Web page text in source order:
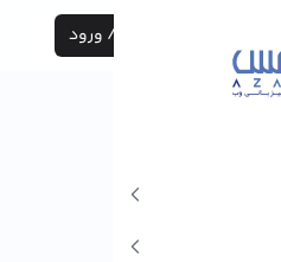
ثبت نام / ورود